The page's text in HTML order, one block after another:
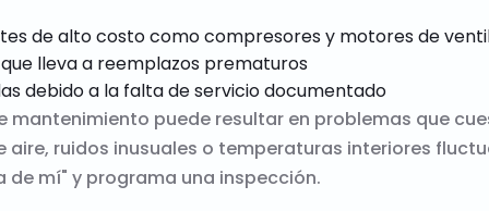
de alto costo como compresores y motores de
lleva a reemplazos prematuros
debido a la falta de servicio documentado
mantenimiento puede resultar en problemas que
aire, ruidos inusuales o temperaturas interiores
de mí" y programa una inspección.